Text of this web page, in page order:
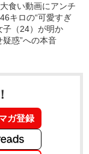
食い動画にアンチ
キロの“可愛すぎ
子（24）が明か
疑惑”への本音
ガ登録